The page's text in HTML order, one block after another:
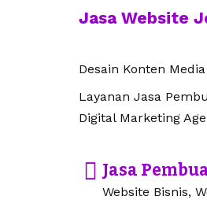
Jasa Website
Desain Konten
Layanan Jasa
Digital Marketing
Jasa
Website Bisnis,